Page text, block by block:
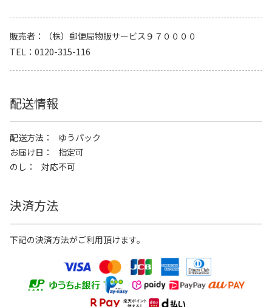
販売者
（株）郵便局物販サービス９７００００
TEL
0120-315-116
配送情報
配送方法
ゆうパック
お届け日
指定可
のし
対応不可
決済方法
下記の決済方法がご利用頂けます。